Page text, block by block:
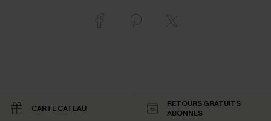
CARTE CATEAU
RETOURS GRATUITS
ABONNÉS